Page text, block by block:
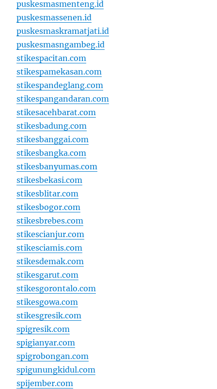
puskesmasmenteng.id
puskesmassenen.id
puskesmaskramatjati.id
puskesmasngambeg.id
stikespacitan.com
stikespamekasan.com
stikespandeglang.com
stikespangandaran.com
stikesacehbarat.com
stikesbadung.com
stikesbanggai.com
stikesbangka.com
stikesbanyumas.com
stikesbekasi.com
stikesblitar.com
stikesbogor.com
stikesbrebes.com
stikescianjur.com
stikesciamis.com
stikesdemak.com
stikesgarut.com
stikesgorontalo.com
stikesgowa.com
stikesgresik.com
spigresik.com
spigianyar.com
spigrobongan.com
spigunungkidul.com
spijember.com